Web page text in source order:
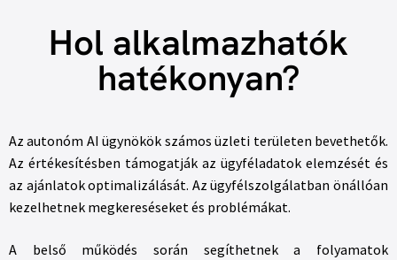
Hol alkalmazhatók
hatékonyan?
Az autonóm AI ügynökök számos üzleti területen bevethetők.
Az értékesítésben támogatják az ügyféladatok elemzését és
az ajánlatok optimalizálását. Az ügyfélszolgálatban önállóan
kezelhetnek megkereséseket és problémákat.
A belső működés során segíthetnek a folyamatok